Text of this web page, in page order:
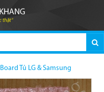
Board Tủ LG & Samsung